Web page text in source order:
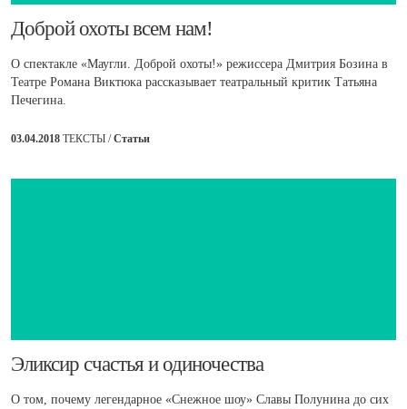
​Доброй охоты всем нам!
О спектакле «Маугли. Доброй охоты!» режиссера Дмитрия Бозина в
Театре Романа Виктюка рассказывает театральный критик Татьяна
Печегина.
03.04.2018 ТЕКСТЫ /Статьи
​Эликсир счастья и одиночества
О том, почему легендарное «Снежное шоу» Славы Полунина до сих